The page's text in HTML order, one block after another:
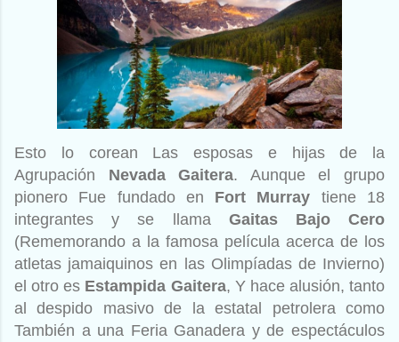
Esto lo corean Las esposas e hijas de la
Agrupación Nevada Gaitera. Aunque el grupo
pionero Fue fundado en Fort Murray tiene 18
integrantes y se llama Gaitas Bajo Cero
(Rememorando a la famosa película acerca de los
atletas jamaiquinos en las Olimpíadas de Invierno)
el otro es Estampida Gaitera, Y hace alusión, tanto
al despido masivo de la estatal petrolera como
También a una Feria Ganadera y de espectáculos